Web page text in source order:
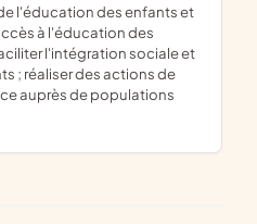
à l'éducation des
l'intégration sociale et
; réaliser des actions de
auprès de populations